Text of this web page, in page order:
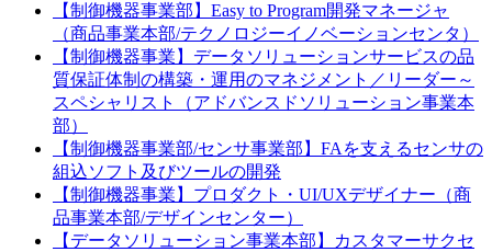
【制御機器事業部】Easy to Program開発マネージャ
（商品事業本部/テクノロジーイノベーションセンタ）
【制御機器事業】データソリューションサービスの品
質保証体制の構築・運用のマネジメント／リーダー～
スペシャリスト（アドバンスドソリューション事業本
部）
【制御機器事業部/センサ事業部】FAを支えるセンサの
組込ソフト及びツールの開発
【制御機器事業】プロダクト・UI/UXデザイナー（商
品事業本部/デザインセンター）
【データソリューション事業本部】カスタマーサクセ